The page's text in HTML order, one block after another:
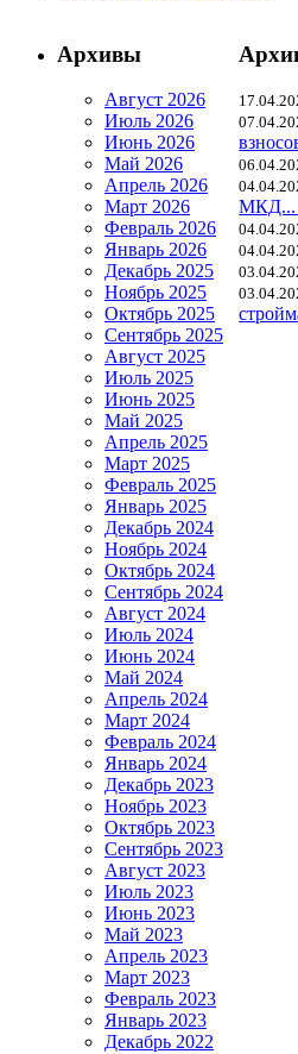
Архивы
Август 2026
Июль 2026
Июнь 2026
Май 2026
Апрель 2026
Март 2026
Февраль 2026
Январь 2026
Декабрь 2025
Ноябрь 2025
Октябрь 2025
Сентябрь 2025
Август 2025
Июль 2025
Июнь 2025
Май 2025
Апрель 2025
Март 2025
Февраль 2025
Январь 2025
Декабрь 2024
Ноябрь 2024
Октябрь 2024
Сентябрь 2024
Август 2024
Июль 2024
Июнь 2024
Май 2024
Апрель 2024
Март 2024
Февраль 2024
Январь 2024
Декабрь 2023
Ноябрь 2023
Октябрь 2023
Сентябрь 2023
Август 2023
Июль 2023
Июнь 2023
Май 2023
Апрель 2023
Март 2023
Февраль 2023
Январь 2023
Декабрь 2022
МКД...